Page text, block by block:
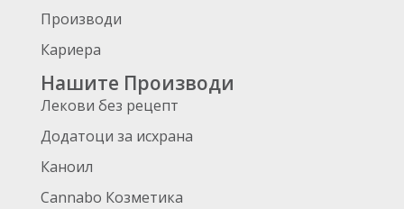
Производи
Кариера
Нашите Производи
Лекови без рецепт
Додатоци за исхрана
Каноил
Cannabo Козметика